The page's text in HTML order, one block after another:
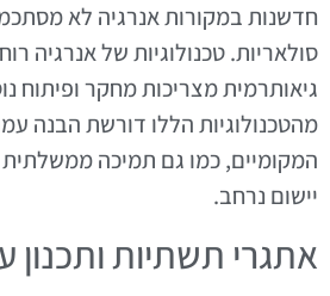
חדשנות במקורות אנרגיה לא
סולאריות. טכנולוגיות של אנרגיה
גיאותרמית מצריכות מחקר ופיתוח
מהטכנולוגיות הללו דורשת הבנה
המקומיים, כמו גם תמיכה ממשלתית
יישום נרחב.
אתגרי תשתיות ותכנון